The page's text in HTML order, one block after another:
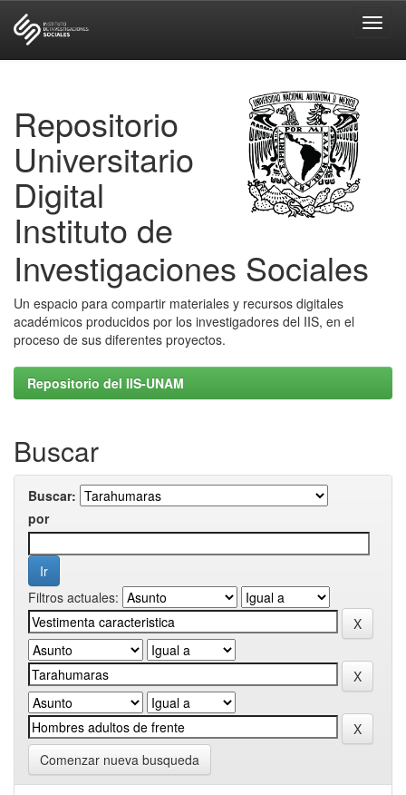
Repositorio
Universitario
Digital
Instituto de
Investigaciones Sociales
Un espacio para compartir materiales y recursos digitales
académicos producidos por los investigadores del IIS, en el
proceso de sus diferentes proyectos.
Repositorio del IIS-UNAM
Buscar
Buscar:
por
Filtros actuales:
Comenzar nueva busqueda